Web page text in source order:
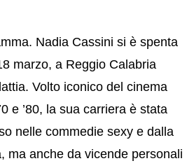
Nadia Cassini si è spenta
marzo, a Reggio Calabria
Volto iconico del cinema
e ’80, la sua carriera è stata
nelle commedie sexy e dalla
ma anche da vicende personali